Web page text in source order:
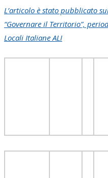
L’articolo è stato pubblicato
“Governare il Territorio”,
Locali Italiane ALI